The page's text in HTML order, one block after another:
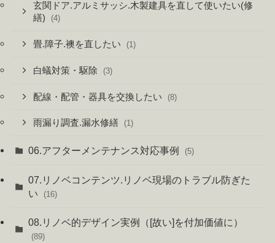
玄関ドア.アルミサッシ.木製建具を直して使いたい(修
繕)
(4)
畳.障子.襖を直したい (1)
白蟻対策・駆除 (3)
配線・配管・器具を交換したい (8)
雨漏り調査.漏水修繕 (1)
06.アフターメンテナンス対応事例 (5)
07.リノベコンテンツ.リノベ現場のトラブル防ぎた
い
(16)
08.リノベ的デザイン実例（[故い]を付加価値に）
(89)